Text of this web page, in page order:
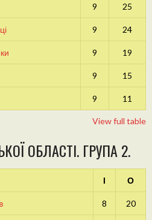
9 25
9 24
9 19
9 15
9 11
View full table
ОБЛАСТІ. ГРУПА 2.
І О
8 20